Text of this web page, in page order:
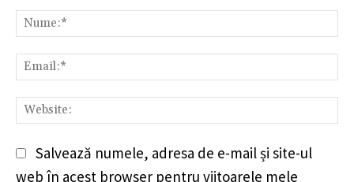
Salvează numele, adresa de e-mail și site-ul
web în acest browser pentru viitoarele mele